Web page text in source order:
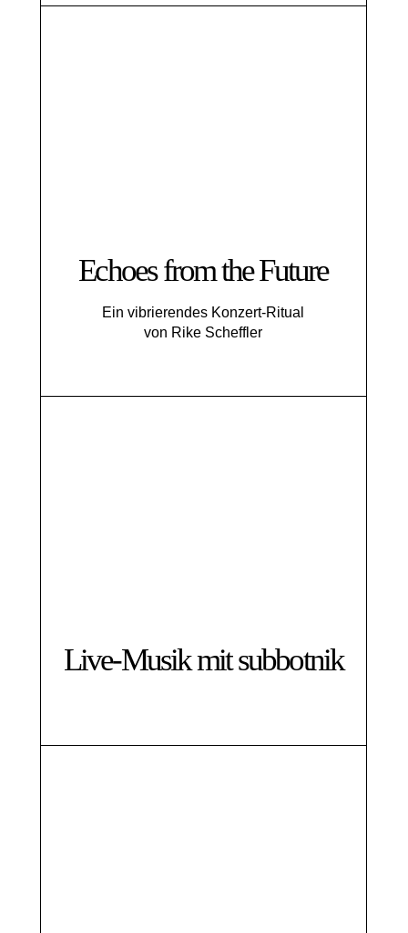
Echoes from the Future
Ein vibrierendes Konzert-Ritual
von Rike Scheffler
Live-Musik mit subbotnik